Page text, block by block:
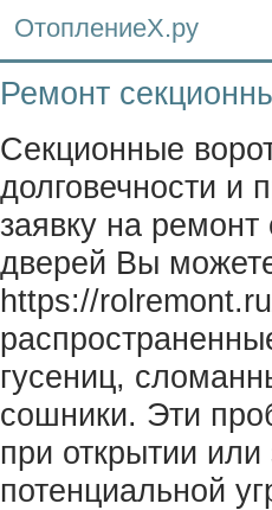
ОтоплениеХ.ру
Ремонт
Секционные
долговечности и
заявку на ремонт
дверей Вы
https://
гусениц,
сошники. Эти
при открытии
потенциальной